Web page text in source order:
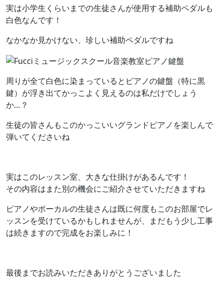
実は小学生くらいまでの生徒さんが使用する補助ペダルも
白色なんです！
なかなか見かけない、珍しい補助ペダルですね
周りが全て白色に染まっているとピアノの鍵盤（特に黒
鍵）が浮き出てかっこよく見えるのは私だけでしょう
か…？
生徒の皆さんもこのかっこいいグランドピアノを楽しんで
弾いてくださいね
実はこのレッスン室、大きな仕掛けがあるんです！
その内容はまた別の機会にご紹介させていただきますね
ピアノやボーカルの生徒さんは既に何度もこのお部屋でレ
ッスンを受けているかもしれませんが、まだもう少し工事
は続きますので完成をお楽しみに！
最後までお読みいただきありがとうございました